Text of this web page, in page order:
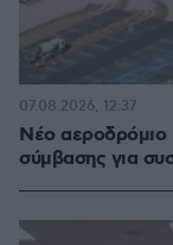
Νέο αεροδρόμιο
σύμβασης για
07.08.2026, 12:37